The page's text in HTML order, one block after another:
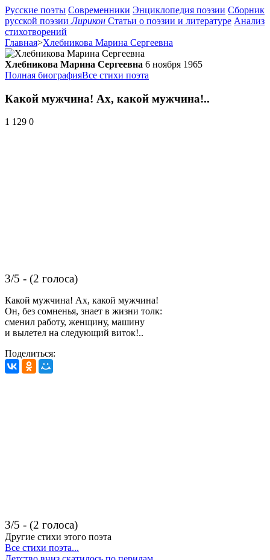
Русские поэты Современники Энциклопедия поэзии Сборник
русской поэзии Лирикон Статьи о поэзии и литературе Анализ
стихотворений
Главная>Хлебникова Марина Сергеевна
Хлебникова Марина Сергеевна 6 ноября 1965
Полная биографияВсе стихи поэта
Какой мужчина! Ах, какой мужчина!..
1 129 0
3/5 - (2 голоса)
Какой мужчина! Ах, какой мужчина!
Он, без сомненья, знает в жизни толк:
сменил работу, женщину, машину
и вылетел на следующий виток!..
Поделиться:
3/5 - (2 голоса)
Другие стихи этого поэта
Все стихи поэта...